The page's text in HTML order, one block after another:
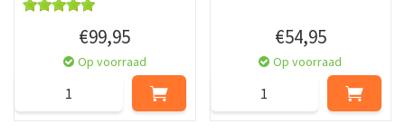
€99,95
Op voorraad
€54,95
Op voorraad